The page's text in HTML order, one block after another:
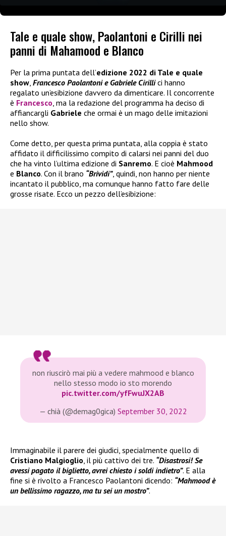
Tale e quale show, Paolantoni e Cirilli nei
panni di Mahamood e Blanco
Per la prima puntata dell’edizione 2022 di Tale e quale
show, Francesco Paolantoni e Gabriele Cirillici hanno
regalato un’esibizione davvero da dimenticare. Il concorrente
è Francesco, ma la redazione del programma ha deciso di
affiancargli Gabriele che ormai è un mago delle imitazioni
nello show.
Come detto, per questa prima puntata, alla coppia è stato
affidato il difficilissimo compito di calarsi nei panni del duo
che ha vinto l’ultima edizione di Sanremo. E cioè Mahmood
e Blanco. Con il brano “Brividi”, quindi, non hanno per niente
incantato il pubblico, ma comunque hanno fatto fare delle
grosse risate. Ecco un pezzo dell’esibizione:
non riuscirò mai più a vedere mahmood e blanco
nello stesso modo io sto morendo
pic.twitter.com/yfFwuJX2AB
— chià (@demag0gica) September 30, 2022
Immaginabile il parere dei giudici, specialmente quello di
Cristiano Malgioglio, il più cattivo dei tre. “Disastrosi! Se
avessi pagato il biglietto, avrei chiesto i soldi indietro”. E alla
fine si è rivolto a Francesco Paolantoni dicendo: “Mahmood è
un bellissimo ragazzo, ma tu sei un mostro”.